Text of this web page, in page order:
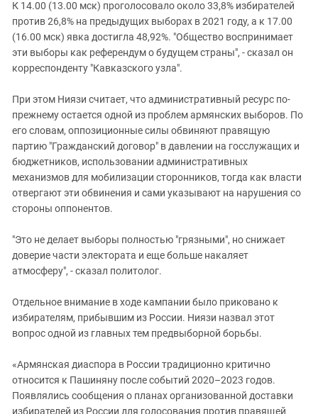
К 14.00 (13.00 мск) проголосовало около 33,8% избирателей
против 26,8% на предыдущих выборах в 2021 году, а к 17.00
(16.00 мск) явка достигла 48,92%. "Общество воспринимает
эти выборы как референдум о будущем страны", - сказал он
корреспонденту "Кавказского узла".
При этом Ниязи считает, что административный ресурс по-
прежнему остается одной из проблем армянских выборов. По
его словам, оппозиционные силы обвиняют правящую
партию "Гражданский договор" в давлении на госслужащих и
бюджетников, использовании административных
механизмов для мобилизации сторонников, тогда как власти
отвергают эти обвинения и сами указывают на нарушения со
стороны оппонентов.
"Это не делает выборы полностью "грязными", но снижает
доверие части электората и еще больше накаляет
атмосферу", - сказал политолог.
Отдельное внимание в ходе кампании было приковано к
избирателям, прибывшим из России. Ниязи назвал этот
вопрос одной из главных тем предвыборной борьбы.
«Армянская диаспора в России традиционно критично
относится к Пашиняну после событий 2020–2023 годов.
Появлялись сообщения о планах организованной доставки
избирателей из России для голосования против правящей